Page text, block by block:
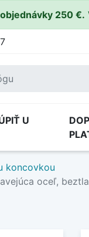
250 €.
U
koncovkou
oceľ,